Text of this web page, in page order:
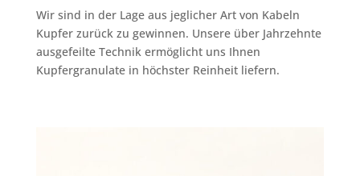
Wir sind in der Lage aus jeglicher Art von Kabeln
Kupfer zurück zu gewinnen. Unsere über Jahrzehnte
ausgefeilte Technik ermöglicht uns Ihnen
Kupfergranulate in höchster Reinheit liefern.